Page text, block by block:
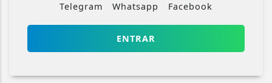
Telegram Whatsapp Facebook
ENTRAR